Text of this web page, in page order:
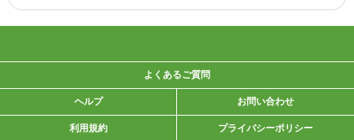
よくあるご質問
ヘルプ お問い合わせ
利用規約 プライバシーポリシー